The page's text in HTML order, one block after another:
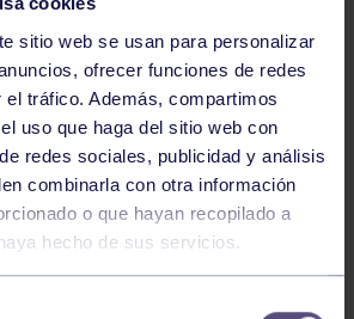
sitio web se usan para personalizar
ofrecer funciones de redes
tráfico. Además, compartimos
uso que haga del sitio web con
redes sociales, publicidad y análisis
combinarla con otra información
o que hayan recopilado a
hecho de sus servicios.
335 336 337 338 339